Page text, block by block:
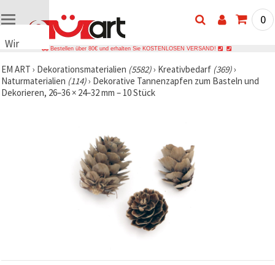
Wir
Cookies
🍪 Wir
verwenden
0
Bestellen über 80€ und erhalten Sie KOSTENLOSEN VERSAND!
EM ART › Dekorationsmaterialien (5582)› Kreativbedarf (369)›
Naturmaterialien (114)› Dekorative Tannenzapfen zum Basteln und
Dekorieren, 26–36 × 24–32 mm – 10 Stück